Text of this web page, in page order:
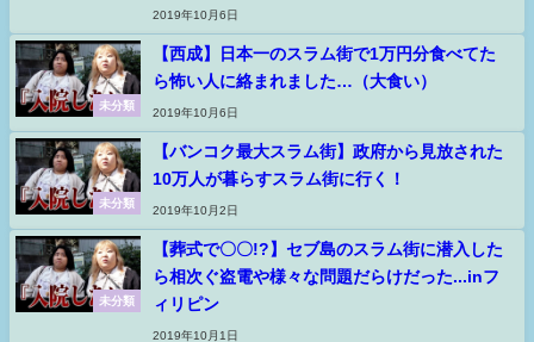
2019年10月6日
未分類
【西成】日本一のスラム街で1万円分食べてた
ら怖い人に絡まれました…（大食い）
2019年10月6日
未分類
【バンコク最大スラム街】政府から見放された
10万人が暮らすスラム街に行く！
2019年10月2日
未分類
【葬式で〇〇!?】セブ島のスラム街に潜入した
ら相次ぐ盗電や様々な問題だらけだった...inフ
ィリピン
2019年10月1日